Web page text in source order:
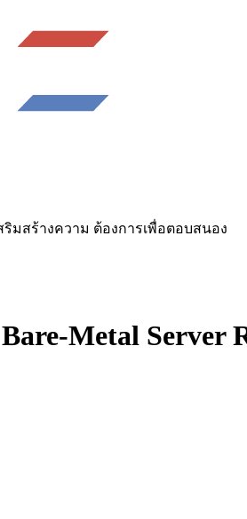
เสริมสร้างความ ต้องการเพื่อตอบสนอง
Metal Server